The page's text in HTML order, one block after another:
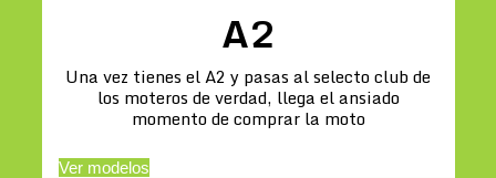
A2
Una vez tienes el A2 y pasas al selecto club de
los moteros de verdad, llega el ansiado
momento de comprar la moto
Ver modelos